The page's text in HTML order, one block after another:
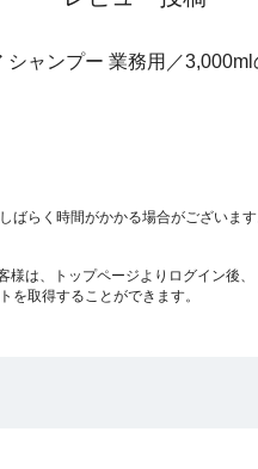
シャンプー 業務用／3,000ml
ばらく時間がかかる場合がございます
は、トップページよりログイン後、
を取得することができます。